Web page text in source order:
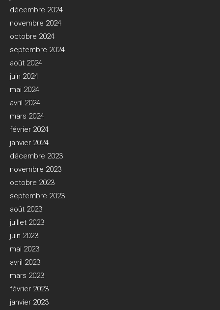
décembre 2024
novembre 2024
octobre 2024
septembre 2024
août 2024
juin 2024
mai 2024
avril 2024
mars 2024
février 2024
janvier 2024
décembre 2023
novembre 2023
octobre 2023
septembre 2023
août 2023
juillet 2023
juin 2023
mai 2023
avril 2023
mars 2023
février 2023
janvier 2023